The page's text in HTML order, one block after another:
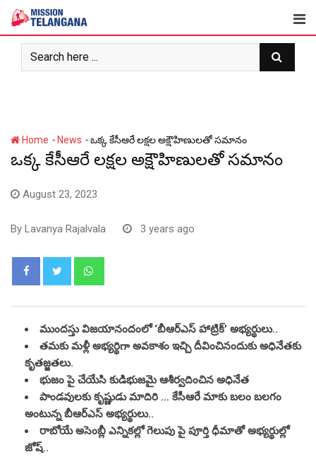
Skip
content
Home - News -ఒక్క కేసీఆరే లక్షల అక్షౌహిణులతో సమానం
ఒక్క కేసీఆరే లక్షల అక్షౌహిణులతో సమానం
August 23, 2023
By Lavanya Rajalvala 3 years ago
ముందస్తు విజయానందంలో ‘బీఆర్ఎస్ హాట్రిక్’ అభ్యర్థులు..
తమకు మళ్లీ అభ్యర్థిగా అవకాశం ఇచ్చి దీవించినందుకు అధినేతకు
కృతజ్జతలు.
భుజం పై చేయేసి కుడిభుజమై ఆశీర్వదించిన అధినేత
పాండవులకు కృష్ణుడు మాదిరి … కేసీఆరే మాకు బలం బలగం
అంటున్న బీఆర్ఎస్ అభ్యర్థులు..
రాబోయే అసెంబ్లీ ఎన్నికల్లో గెలుపు పై పూర్తి ధీమాతో అభ్యర్థుల్లో
జోష్..